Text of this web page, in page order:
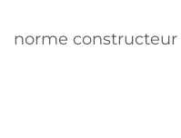
norme constructeur